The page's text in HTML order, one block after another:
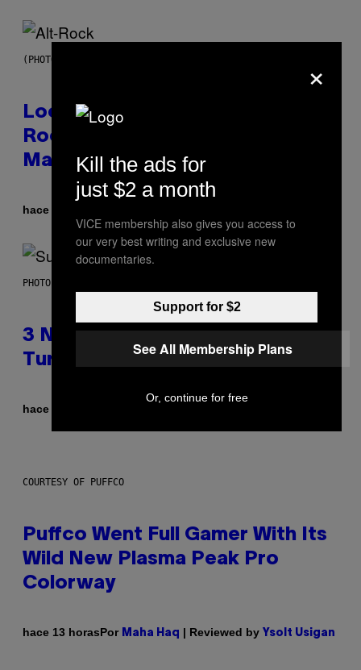
(PHOTO BY MICK HUTSON/REDFERNS)
Looking For the Perfect Alt-
Rock Mixtape for Your Boo? I
Made It for You Already
hace 12 horas
PHOTO BY NIELS VAN IPEREN/GETTY IMAGES
3 No-Skip Britpop Albums
Turning 30 This Year
hace 12 horas
COURTESY OF PUFFCO
Puffco Went Full Gamer With Its
Wild New Plasma Peak Pro
Colorway
hace 13 horasPor Maha Haq | Reviewed by Ysolt Usigan
×
Kill the ads for
just $2 a month
VICE membership also gives you access to
our very best writing and exclusive new
documentaries.
Support for $2
See All Membership Plans
Or, continue for free